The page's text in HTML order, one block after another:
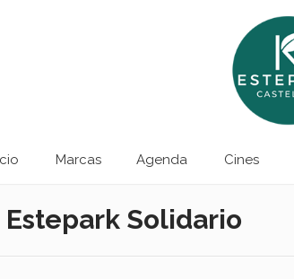
Marcas Agenda Cines
Estepark Solidario